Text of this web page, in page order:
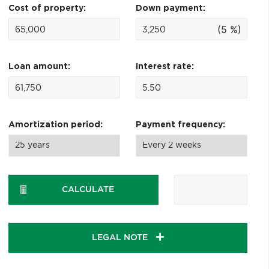
Cost of property: Down payment:
(5 %)
Loan amount: Interest rate:
Amortization period: Payment frequency:
CALCULATE
LEGAL NOTE